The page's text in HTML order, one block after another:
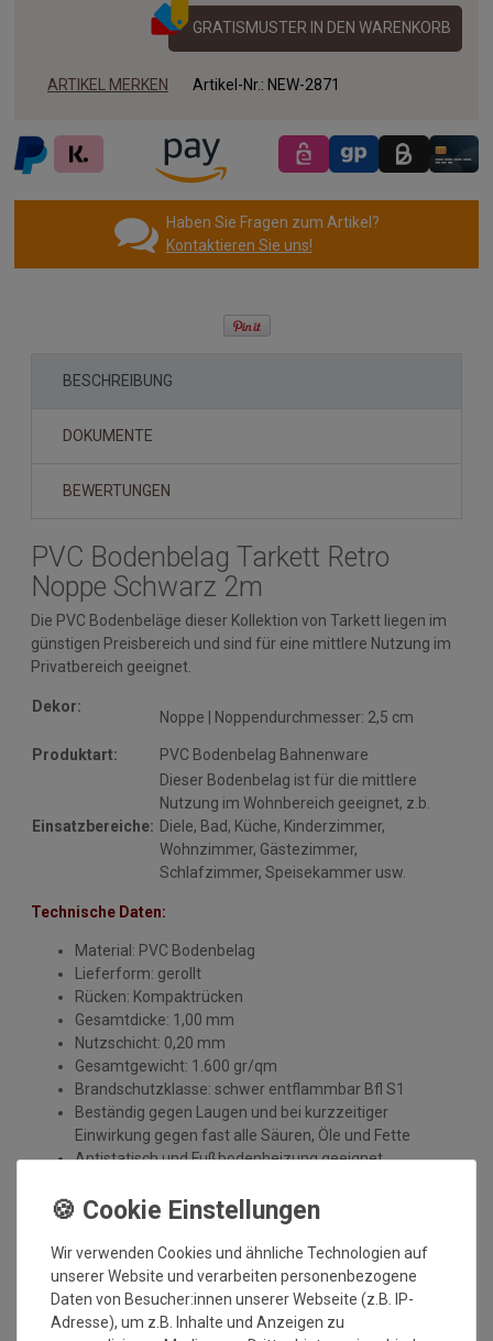
GRATISMUSTER IN DEN WARENKORB
ARTIKEL MERKEN Artikel-Nr.: NEW-2871
Haben Sie Fragen zum Artikel?
Kontaktieren Sie uns!
BESCHREIBUNG
DOKUMENTE
BEWERTUNGEN
PVC Bodenbelag Tarkett Retro
Noppe Schwarz 2m
Die PVC Bodenbeläge dieser Kollektion von Tarkett liegen im
günstigen Preisbereich und sind für eine mittlere Nutzung im
Privatbereich geeignet.
Dekor:
Noppe | Noppendurchmesser: 2,5 cm
Produktart: PVC Bodenbelag Bahnenware
Einsatzbereiche:
Dieser Bodenbelag ist für die mittlere
Nutzung im Wohnbereich geeignet, z.b.
Diele, Bad, Küche, Kinderzimmer,
Wohnzimmer, Gästezimmer,
Schlafzimmer, Speisekammer usw.
Technische Daten:
Material: PVC Bodenbelag
Lieferform: gerollt
Rücken: Kompaktrücken
Gesamtdicke: 1,00 mm
Nutzschicht: 0,20 mm
Gesamtgewicht: 1.600 gr/qm
Brandschutzklasse: schwer entflammbar Bfl S1
Beständig gegen Laugen und bei kurzzeitiger
Einwirkung gegen fast alle Säuren, Öle und Fette
Antistatisch und Fußbodenheizung geeignet
Kinderzimmer, Wohnzimmer, Gästezimmer,
Schlafzimmer, Speisekammer usw.
Verlegehinweise:
Wir verwenden Cookies und ähnliche Technologien auf
unserer Website und verarbeiten personenbezogene
Daten von Besucher:innen unserer Webseite (z.B. IP-
Adresse), um z.B. Inhalte und Anzeigen zu